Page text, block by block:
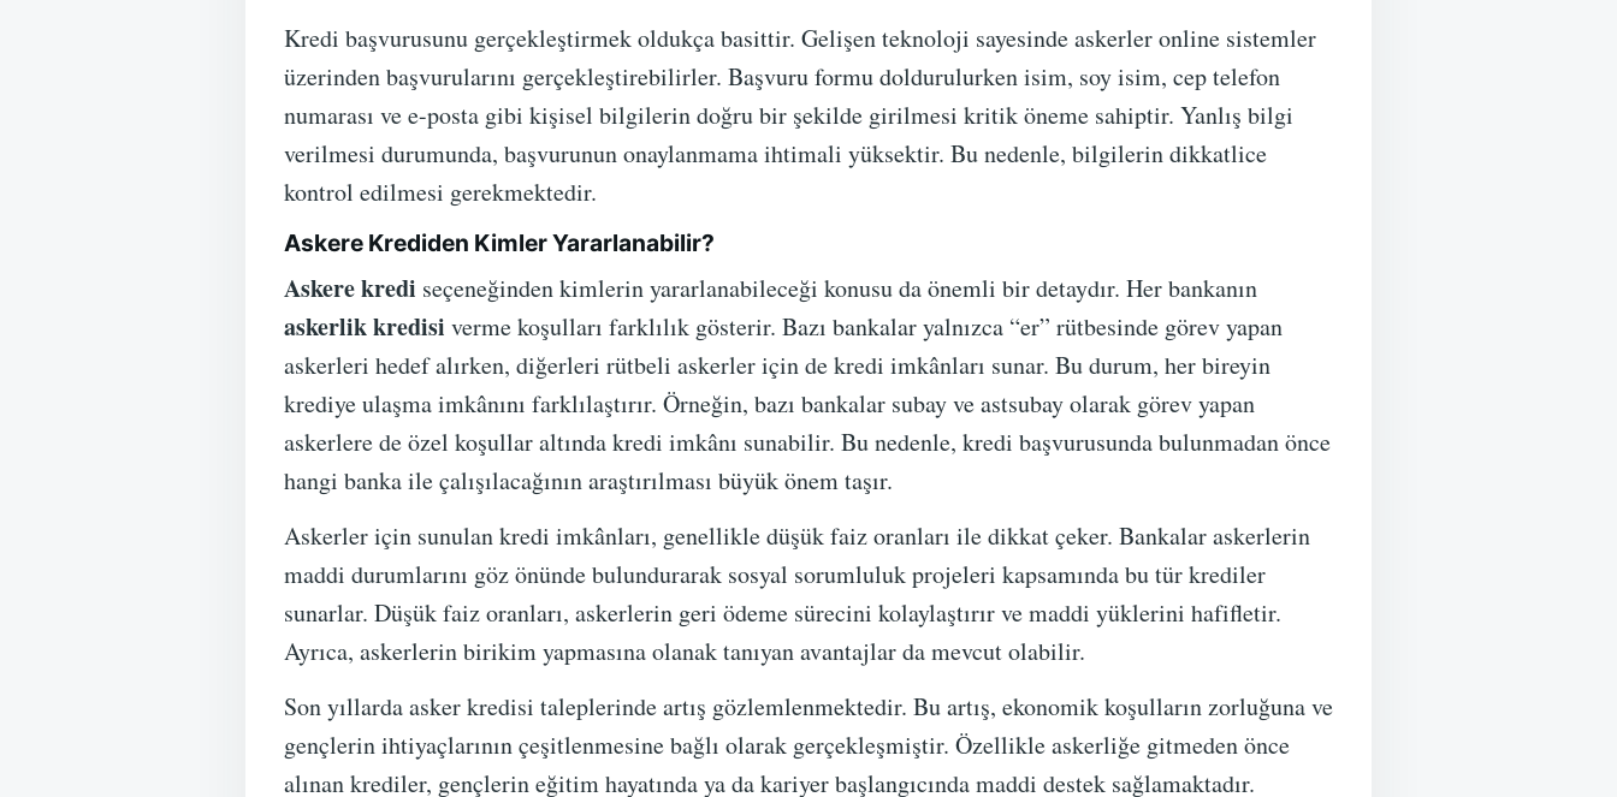
Kredi başvurusunu gerçekleştirmek oldukça basittir. Gelişen teknoloji sayesinde askerler online sistemler
üzerinden başvurularını gerçekleştirebilirler. Başvuru formu doldurulurken isim, soy isim, cep telefon
numarası ve e-posta gibi kişisel bilgilerin doğru bir şekilde girilmesi kritik öneme sahiptir. Yanlış bilgi
verilmesi durumunda, başvurunun onaylanmama ihtimali yüksektir. Bu nedenle, bilgilerin dikkatlice
kontrol edilmesi gerekmektedir.
Askere Krediden Kimler Yararlanabilir?
Askere kredi seçeneğinden kimlerin yararlanabileceği konusu da önemli bir detaydır. Her bankanın
askerlik kredisi verme koşulları farklılık gösterir. Bazı bankalar yalnızca “er” rütbesinde görev yapan
askerleri hedef alırken, diğerleri rütbeli askerler için de kredi imkânları sunar. Bu durum, her bireyin
krediye ulaşma imkânını farklılaştırır. Örneğin, bazı bankalar subay ve astsubay olarak görev yapan
askerlere de özel koşullar altında kredi imkânı sunabilir. Bu nedenle, kredi başvurusunda bulunmadan önce
hangi banka ile çalışılacağının araştırılması büyük önem taşır.
Askerler için sunulan kredi imkânları, genellikle düşük faiz oranları ile dikkat çeker. Bankalar askerlerin
maddi durumlarını göz önünde bulundurarak sosyal sorumluluk projeleri kapsamında bu tür krediler
sunarlar. Düşük faiz oranları, askerlerin geri ödeme sürecini kolaylaştırır ve maddi yüklerini hafifletir.
Ayrıca, askerlerin birikim yapmasına olanak tanıyan avantajlar da mevcut olabilir.
Son yıllarda asker kredisi taleplerinde artış gözlemlenmektedir. Bu artış, ekonomik koşulların zorluğuna ve
gençlerin ihtiyaçlarının çeşitlenmesine bağlı olarak gerçekleşmiştir. Özellikle askerliğe gitmeden önce
alınan krediler, gençlerin eğitim hayatında ya da kariyer başlangıcında maddi destek sağlamaktadır.